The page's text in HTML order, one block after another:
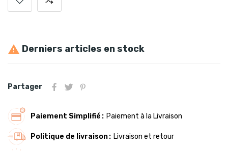
 Derniers articles en stock
Partager
Paiement Simplifié Paiement à la Livraison
Politique de livraison Livraison et retour